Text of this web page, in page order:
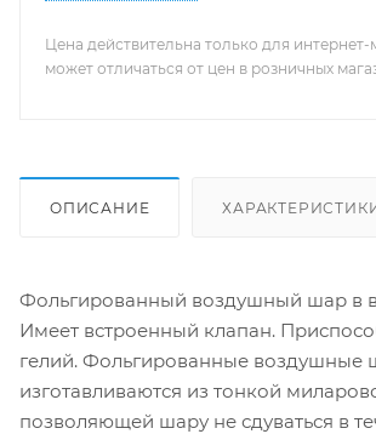
Цена действительна только для интернет-
может отличаться от цен в розничных
ОПИСАНИЕ
Фольгированный воздушный шар в
Имеет встроенный клапан.
гелий. Фольгированные воздушные
изготавливаются из тонкой
позволяющей шару не сдуваться в